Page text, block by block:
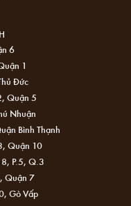
6
1
Đức
Quận 5
Nhuận
Bình Thạnh
Quận 10
8, P.5, Q.3
Quận 7
Gò Vấp